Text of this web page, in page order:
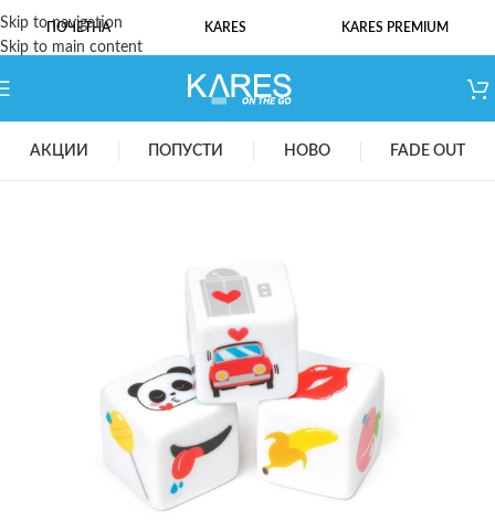
Skip to navigation
Skip to main content
ПОЧЕТНА KARES KARES PREMIUM
АКЦИИ ПОПУСТИ НОВО FADE OUT